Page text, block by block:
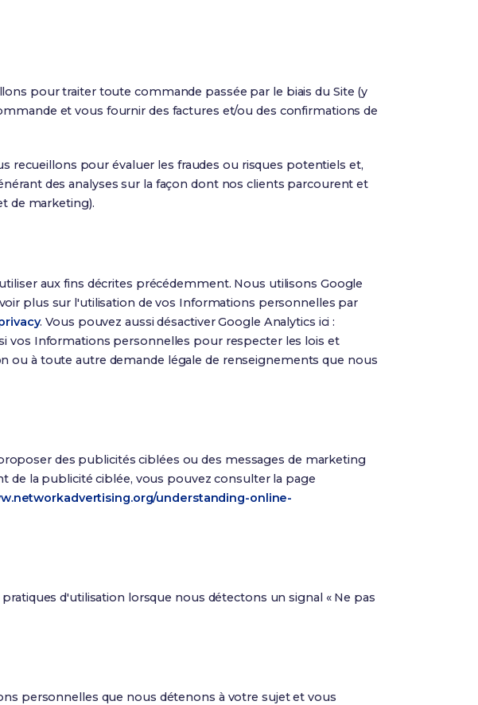
pour traiter toute commande passée par le biais du Site (y
et vous fournir des factures et/ou des confirmations de
recueillons pour évaluer les fraudes ou risques potentiels et,
des analyses sur la façon dont nos clients parcourent et
de marketing).
aux fins décrites précédemment. Nous utilisons Google
plus sur l'utilisation de vos Informations personnelles par
. Vous pouvez aussi désactiver Google Analytics ici :
vos Informations personnelles pour respecter les lois et
ou à toute autre demande légale de renseignements que nous
des publicités ciblées ou des messages de marketing
de la publicité ciblée, vous pouvez consulter la page
understanding-online-
d'utilisation lorsque nous détectons un signal « Ne pas
personnelles que nous détenons à votre sujet et vous